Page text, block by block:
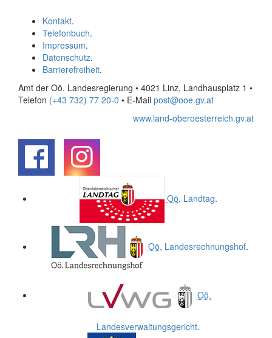
Kontakt.
Telefonbuch.
Impressum.
Datenschutz.
Barrierefreiheit.
Amt der Oö. Landesregierung • 4021 Linz, Landhausplatz 1 •
Telefon (+43 732) 77 20-0 • E-Mail post@ooe.gv.at
www.land-oberoesterreich.gv.at
Oö. Landtag.
Oö. Landesrechnungshof.
Oö.
Landesverwaltungsgericht.